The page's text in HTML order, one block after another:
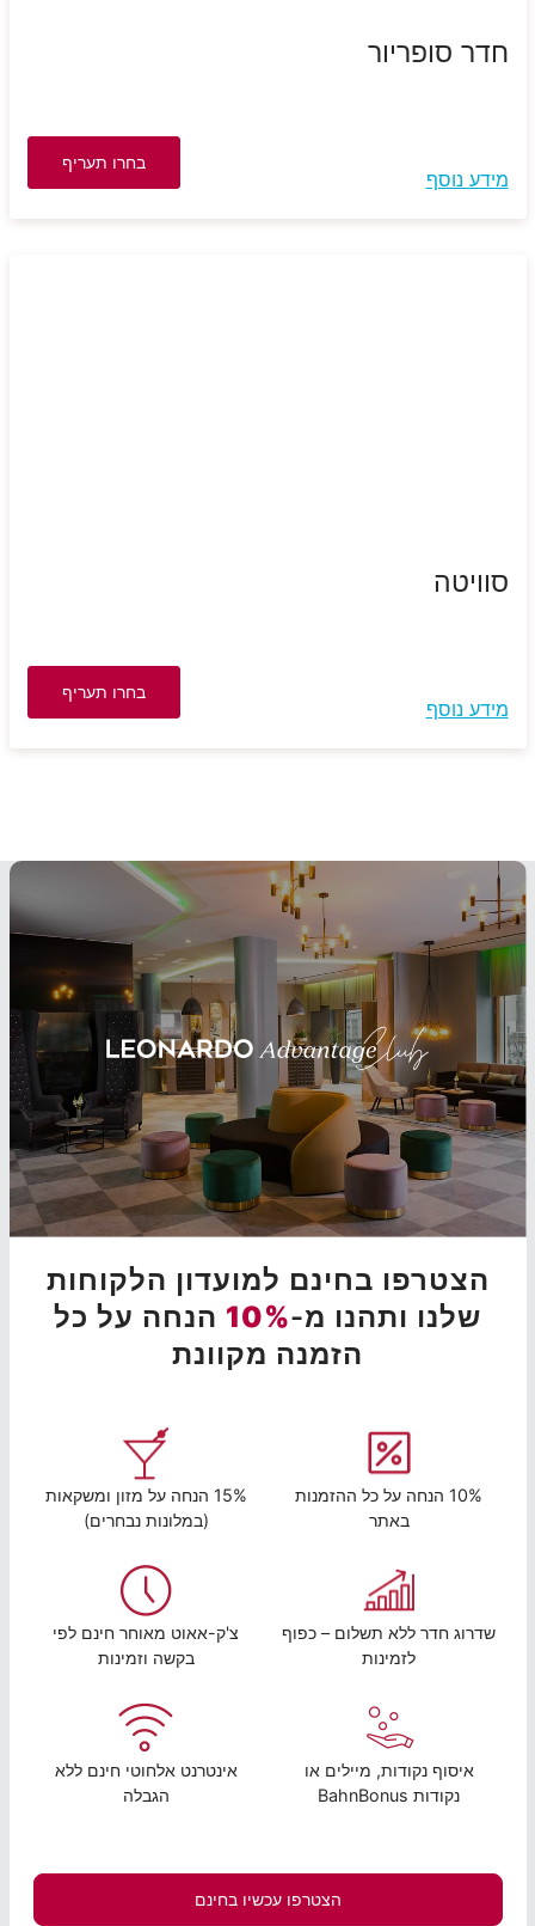
חדר סופריור
מידע נוסף
בחרו תעריף
סוויטה
מידע נוסף
בחרו תעריף
הצטרפו בחינם למועדון הלקוחות
שלנו ותהנו מ-10% הנחה על כל
הזמנה מקוונת
10% הנחה על כל ההזמנות
באתר
15% הנחה על מזון ומשקאות
(במלונות נבחרים)
שדרוג חדר ללא תשלום – כפוף
לזמינות
צ'ק-אאוט מאוחר חינם לפי
בקשה וזמינות
איסוף נקודות, מיילים או
נקודות BahnBonus
אינטרנט אלחוטי חינם ללא
הגבלה
הצטרפו עכשיו בחינם